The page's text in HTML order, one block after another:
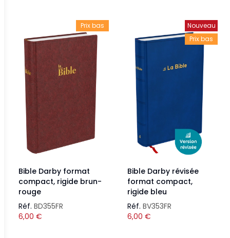
Prix bas
Bible Darby format
compact, rigide brun-
rouge
Réf. BD355FR
6,00 €
Nouveau
Prix bas
Bible Darby révisée
format compact,
rigide bleu
Réf. BV353FR
6,00 €